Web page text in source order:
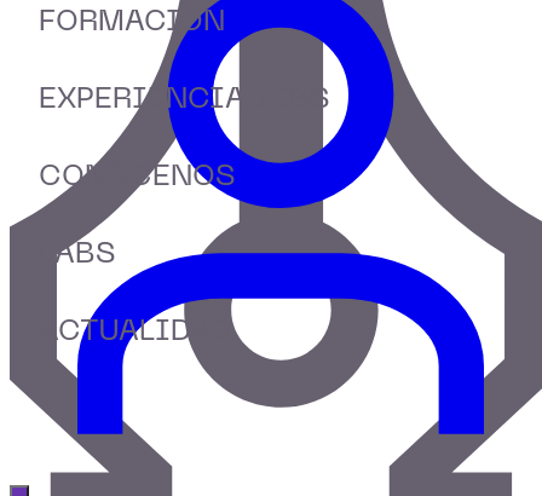
FORMACIÓN
EXPERIENCIA IEBS
CONÓCENOS
LABS
ACTUALIDAD